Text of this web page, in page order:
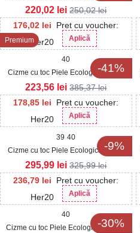
Negru Samary
176,02 lei
Pret cu voucher:
Her20
Aplică
220,02 lei 250,02lei
Premium
-41%
40
Cizme cu toc Piele Ecologica Negru
Siona
178,85 lei
Pret cu voucher:
Her20
Aplică
223,56 lei 385,37lei
-9%
39 40
Cizme cu toc Piele Ecologica Negru
Zoya
236,79 lei
Pret cu voucher:
Her20
Aplică
295,99 lei 325,99lei
-30%
40
Cizme cu toc Piele Ecologica Lacuita